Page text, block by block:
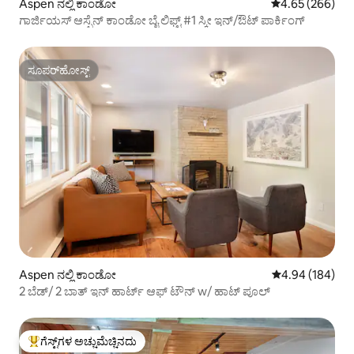
Aspen ನಲ್ಲಿ ಕಾಂಡೋ 5 ರಲ್ಲಿ 4.65
4.65 (266)
ಗಾರ್ಜಿಯಸ್ ಆಸ್ಪೆನ್ ಕಾಂಡೋ ಬೈ ಲಿಫ್ಟ್ #1 ಸ್ಕೀ ಇನ್/ಔಟ್ ಪಾರ್ಕಿಂಗ್
ಸೂಪರ್‌ಹೋಸ್ಟ್
ಸೂಪರ್‌ಹೋಸ್ಟ್
Aspen ನಲ್ಲಿ ಕಾಂಡೋ 5 ರಲ್ಲಿ 4.94
4.94 (184)
2 ಬೆಡ್/ 2 ಬಾತ್ ಇನ್ ಹಾರ್ಟ್ ಆಫ್ ಟೌನ್ w/ ಹಾಟ್ ಪೂಲ್
ಗೆಸ್ಟ್‌ಗಳಿಗೆ ಅತಿ ಹೆಚ್ಚು ಅಚ್ಚುಮೆಚ್ಚಿನದು
ಗೆಸ್ಟ್‌ಗಳ ಅಚ್ಚುಮೆಚ್ಚಿನದು